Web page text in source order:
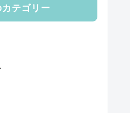
テゴリー